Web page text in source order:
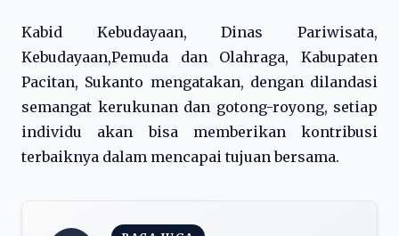
Kabid Kebudayaan, Dinas Pariwisata,
Kebudayaan,Pemuda dan Olahraga, Kabupaten
Pacitan, Sukanto mengatakan, dengan dilandasi
semangat kerukunan dan gotong-royong, setiap
individu akan bisa memberikan kontribusi
terbaiknya dalam mencapai tujuan bersama.